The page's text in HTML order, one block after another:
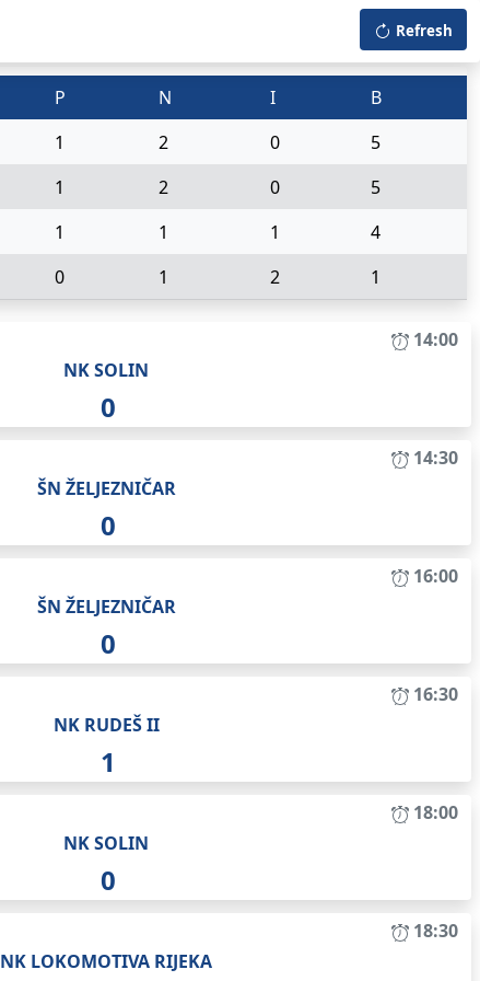
Refresh
P N I
B
1 2 0
5
1 2 0
5
1 1 1
4
0 1 2 1
14:00
NK SOLIN
0
14:30
ŠN ŽELJEZNIČAR
0
16:00
ŠN ŽELJEZNIČAR
0
16:30
NK RUDEŠ II
1
18:00
NK SOLIN
0
18:30
NK LOKOMOTIVA RIJEKA